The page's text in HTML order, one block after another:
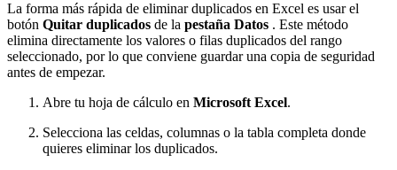
La forma más rápida de eliminar duplicados en Excel es usar el
botón Quitar duplicados de la pestaña Datos . Este método
elimina directamente los valores o filas duplicados del rango
seleccionado, por lo que conviene guardar una copia de seguridad
antes de empezar.
Abre tu hoja de cálculo en Microsoft Excel.
Selecciona las celdas, columnas o la tabla completa donde
quieres eliminar los duplicados.